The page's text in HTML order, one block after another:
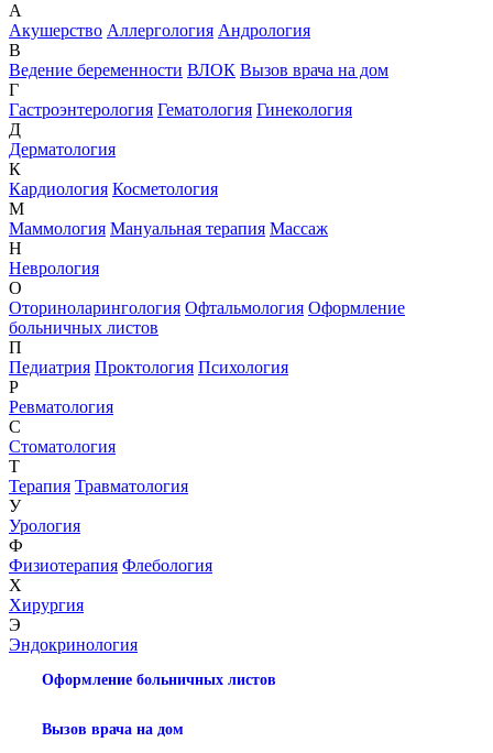
А
Акушерство Аллергология Андрология
В
Ведение беременности ВЛОК Вызов врача на дом
Г
Гастроэнтерология Гематология Гинекология
Д
Дерматология
К
Кардиология Косметология
М
Маммология Мануальная терапия Массаж
Н
Неврология
О
Оториноларингология Офтальмология Оформление
больничных листов
П
Педиатрия Проктология Психология
Р
Ревматология
С
Стоматология
Т
Терапия Травматология
У
Урология
Ф
Физиотерапия Флебология
Х
Хирургия
Э
Эндокринология
Оформление больничных листов
Вызов врача на дом